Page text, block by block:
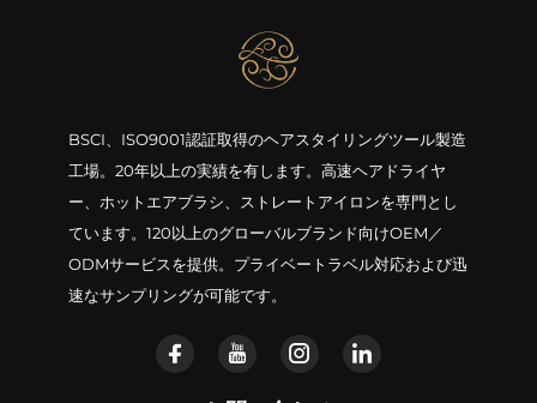
BSCI、ISO9001認証取得のヘアスタイリングツール製造
工場。20年以上の実績を有します。高速ヘアドライヤ
ー、ホットエアブラシ、ストレートアイロンを専門とし
ています。120以上のグローバルブランド向けOEM／
ODMサービスを提供。プライベートラベル対応および迅
速なサンプリングが可能です。